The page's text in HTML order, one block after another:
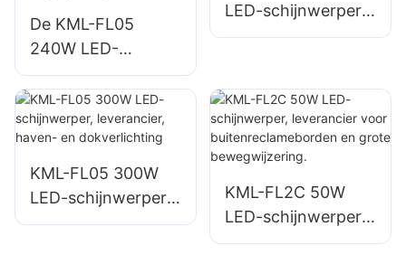
De KML-FL05
240W LED-
schijnwerper is
geschikt voor
industriële
installaties,
reclameborden en
grote
LED-schijnwerper,
leverancier, plein-
KML-FL05 300W
LED-schijnwerper,
leverancier, haven-
KML-FL2C 50W
LED-schijnwerper,
leverancier voor